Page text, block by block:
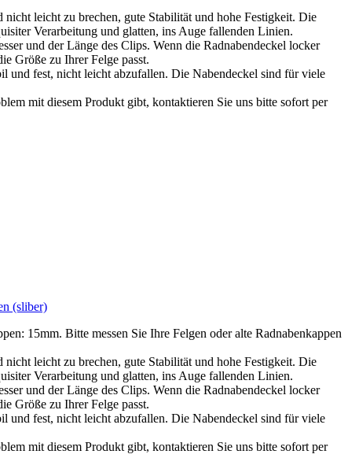
leicht zu brechen, gute Stabilität und hohe Festigkeit. Die
Verarbeitung und glatten, ins Auge fallenden Linien.
und der Länge des Clips. Wenn die Radnabendeckel locker
Größe zu Ihrer Felge passt.
und fest, nicht leicht abzufallen. Die Nabendeckel sind für viele
mit diesem Produkt gibt, kontaktieren Sie uns bitte sofort per
(sliber)
15mm. Bitte messen Sie Ihre Felgen oder alte Radnabenkappen
leicht zu brechen, gute Stabilität und hohe Festigkeit. Die
Verarbeitung und glatten, ins Auge fallenden Linien.
und der Länge des Clips. Wenn die Radnabendeckel locker
Größe zu Ihrer Felge passt.
und fest, nicht leicht abzufallen. Die Nabendeckel sind für viele
mit diesem Produkt gibt, kontaktieren Sie uns bitte sofort per